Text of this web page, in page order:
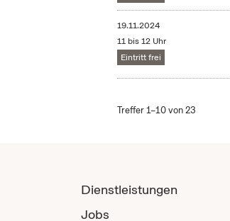
19.11.2024
11 bis 12 Uhr
Eintritt frei
Treffer 1–10 von 23
Dienstleistungen
Jobs